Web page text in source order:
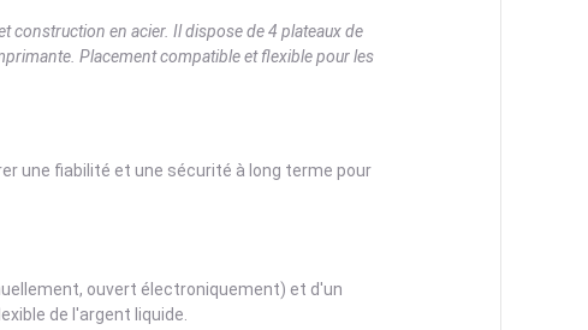
construction en acier. Il dispose de 4 plateaux de
Placement compatible et flexible pour les
une fiabilité et une sécurité à long terme pour
ouvert électroniquement) et d'un
de l'argent liquide.